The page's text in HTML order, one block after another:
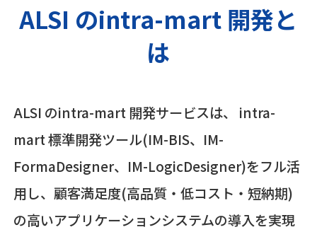
ALSI のintra-mart 開発と
は
ALSI のintra-mart 開発サービスは、 intra-
mart 標準開発ツール(IM-BIS、IM-
FormaDesigner、IM-LogicDesigner)をフル活
用し、顧客満足度(高品質・低コスト・短納期)
の高いアプリケーションシステムの導入を実現